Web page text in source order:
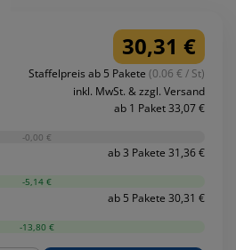
30,31 €
Staffelpreis ab 5 Pakete (0.06 € / St)
inkl. MwSt. & zzgl. Versand
ab 1 Paket 33,07 €
-0,00 €
ab 3 Pakete 31,36 €
-5,14 €
ab 5 Pakete 30,31 €
-13,80 €